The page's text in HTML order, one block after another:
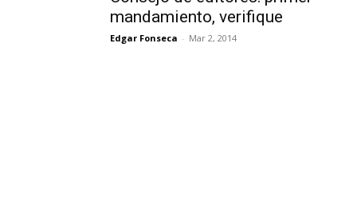
mandamiento, verifique
Edgar Fonseca - Mar 2, 2014